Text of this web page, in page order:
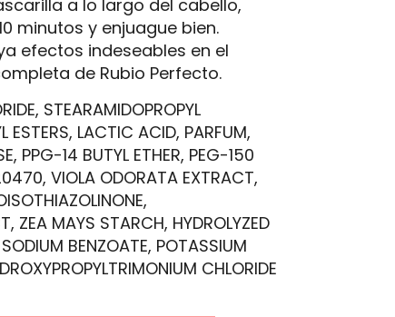
a lo largo del cabello,
minutos y enjuague bien.
efectos indeseables en el
de Rubio Perfecto.
STEARAMIDOPROPYL
ESTERS, LACTIC ACID, PARFUM,
PPG-14 BUTYL ETHER, PEG-150
VIOLA ODORATA EXTRACT,
ZEA MAYS STARCH, HYDROLYZED
BENZOATE, POTASSIUM
CHLORIDE